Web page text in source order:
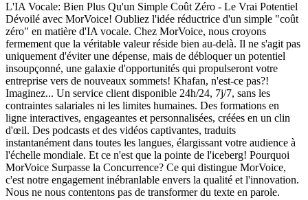
L'IA Vocale: Bien Plus Qu'un Simple Coût Zéro - Le Vrai Potentiel
Dévoilé avec MorVoice! Oubliez l'idée réductrice d'un simple "coût
zéro" en matière d'IA vocale. Chez MorVoice, nous croyons
fermement que la véritable valeur réside bien au-delà. Il ne s'agit pas
uniquement d'éviter une dépense, mais de débloquer un potentiel
insoupçonné, une galaxie d'opportunités qui propulseront votre
entreprise vers de nouveaux sommets! Khafan, n'est-ce pas?!
Imaginez... Un service client disponible 24h/24, 7j/7, sans les
contraintes salariales ni les limites humaines. Des formations en
ligne interactives, engageantes et personnalisées, créées en un clin
d'œil. Des podcasts et des vidéos captivantes, traduits
instantanément dans toutes les langues, élargissant votre audience à
l'échelle mondiale. Et ce n'est que la pointe de l'iceberg! Pourquoi
MorVoice Surpasse la Concurrence? Ce qui distingue MorVoice,
c'est notre engagement inébranlable envers la qualité et l'innovation.
Nous ne nous contentons pas de transformer du texte en parole.